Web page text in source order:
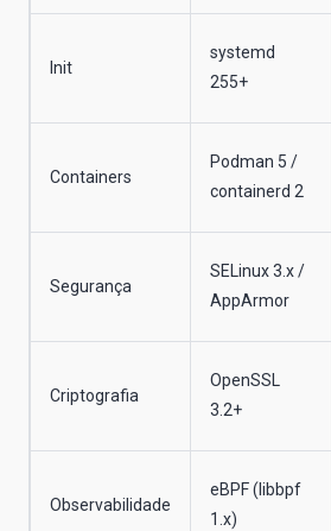
Init
systemd
255+
Containers
Podman 5 /
containerd 2
Segurança
SELinux 3.x /
AppArmor
Criptografia
OpenSSL
3.2+
Observabilidade
eBPF (libbpf
1.x)